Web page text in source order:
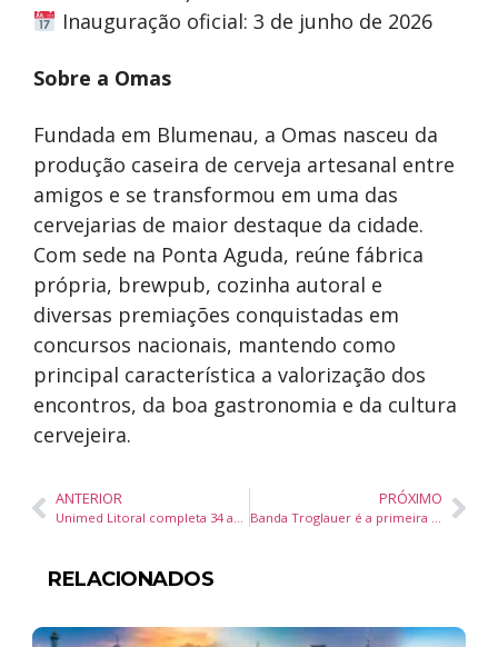
Inauguração oficial: 3 de junho de 2026
Sobre a Omas
Fundada em Blumenau, a Omas nasceu da
produção caseira de cerveja artesanal entre
amigos e se transformou em uma das
cervejarias de maior destaque da cidade.
Com sede na Ponta Aguda, reúne fábrica
própria, brewpub, cozinha autoral e
diversas premiações conquistadas em
concursos nacionais, mantendo como
principal característica a valorização dos
encontros, da boa gastronomia e da cultura
cervejeira.
ANTERIOR
Unimed Litoral completa 34 anos e anuncia nova maternidade em Itajaí para ampliar atendimento regional
PRÓXIMO
Banda Troglauer é a primeira atração internacional confirmada na 41ª Oktoberfest Blumenau
RELACIONADOS